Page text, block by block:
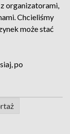
organizatorami,
Chcieliśmy
może stać
po